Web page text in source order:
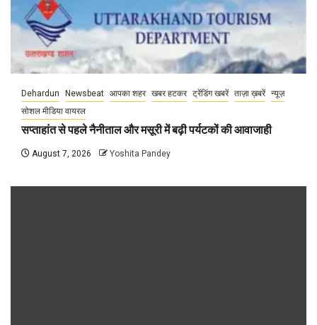
Dehardun Newsbeat आपका शहर खबर हटकर ट्रेंडिंग खबरें ताज़ा ख़बरें न्यूज़
सोशल मीडिया वायरल
सप्ताहांत से पहले नैनीताल और मसूरी में बढ़ी पर्यटकों की आवाजाही
August 7, 2026 Yoshita Pandey